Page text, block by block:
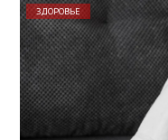
ЗДОРОВЬЕ